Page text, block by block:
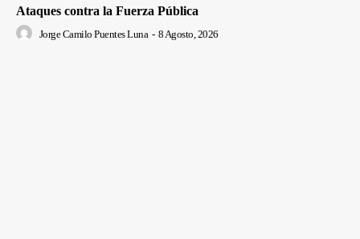
Ataques contra la Fuerza Pública
Jorge Camilo Puentes Luna - 8 Agosto, 2026